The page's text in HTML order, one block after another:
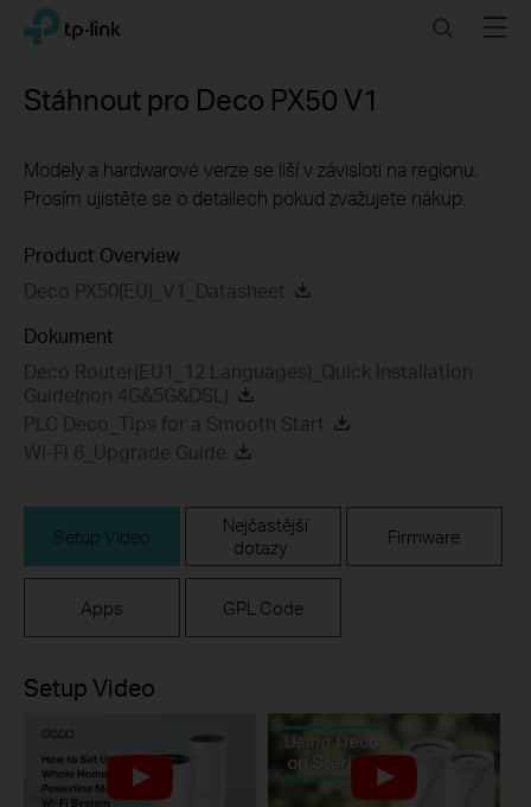
Click
navigation
TP-Link, Reliably Smart SearchMenu
Stáhnout pro Deco PX50 V1
Modely a hardwarové verze se liší v závisloti na regionu.
Prosím ujistěte se o detailech pokud zvažujete nákup.
Product Overview
Deco PX50(EU)_V1_Datasheet
Dokument
Deco Router(EU1_12 Languages)_Quick Installation
Guide(non 4G&5G&DSL)
PLC Deco_Tips for a Smooth Start
Wi-Fi 6_Upgrade Guide
Setup Video
Nejčastější
dotazy
Firmware
Apps GPL Code
Setup Video